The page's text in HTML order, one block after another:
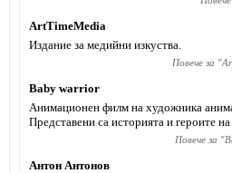
ArtTimeMedia
Издание за медийни изкуства.
Повече за "
Baby warrior
Анимационен филм на художника
Представени са историята и героите
Повече за "
Антон Антонов